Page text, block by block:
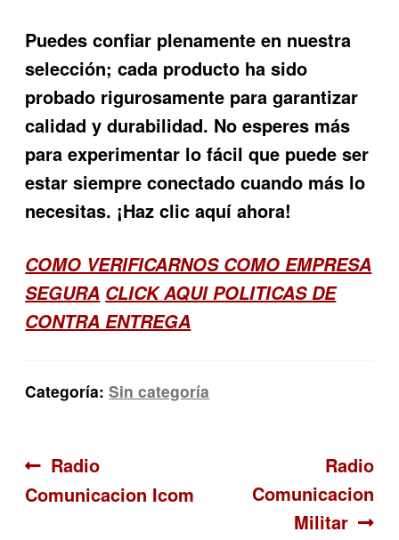
Puedes confiar plenamente en nuestra
selección; cada producto ha sido
probado rigurosamente para garantizar
calidad y durabilidad. No esperes más
para experimentar lo fácil que puede ser
estar siempre conectado cuando más lo
necesitas. ¡Haz clic aquí ahora!
COMO VERIFICARNOS COMO EMPRESA
SEGURA CLICK AQUI POLITICAS DE
CONTRA ENTREGA
Categoría:Sin categoría
Navegación
de
Anterior:
Radio
Comunicacion Icom
Radio
Comunicacion
Militar